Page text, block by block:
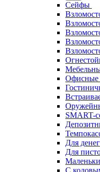
Сейфы
Офисные
SMART-
Для денег
Для
С